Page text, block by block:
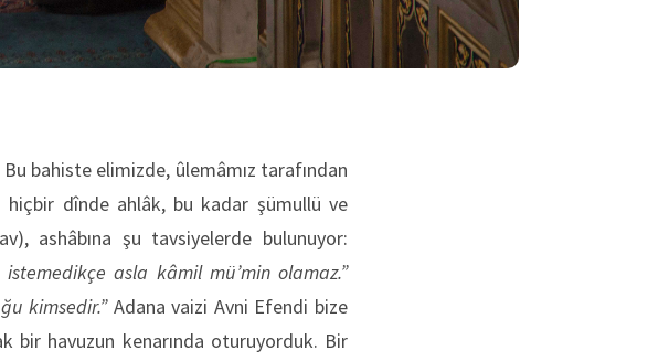
bahiste elimizde, ûlemâmız tarafından
hiçbir dînde ahlâk, bu kadar şümullü ve
ashâbına şu tavsiyelerde bulunuyor:
asla kâmil mü’min olamaz.”
kimsedir.”Adana vaizi Avni Efendi bize
bir havuzun kenarında oturuyorduk. Bir